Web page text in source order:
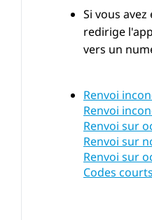
Si vous
redirige
vers un
Renvoi
Renvoi
Renvoi sur
Renvoi sur
Renvoi sur
Codes